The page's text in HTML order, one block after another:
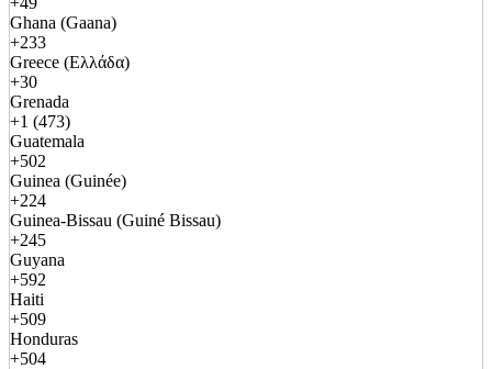
Ghana (Gaana)
+233
Greece (Ελλάδα)
+30
Grenada
+1 (473)
Guatemala
+502
Guinea (Guinée)
+224
Guinea-Bissau (Guiné Bissau)
+245
Guyana
+592
Haiti
+509
Honduras
+504